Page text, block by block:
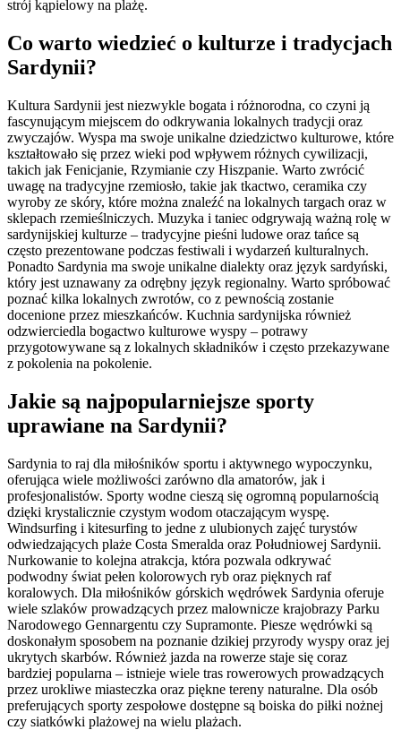
strój kąpielowy na plażę.
Co warto wiedzieć o kulturze i tradycjach
Sardynii?
Kultura Sardynii jest niezwykle bogata i różnorodna, co czyni ją
fascynującym miejscem do odkrywania lokalnych tradycji oraz
zwyczajów. Wyspa ma swoje unikalne dziedzictwo kulturowe, które
kształtowało się przez wieki pod wpływem różnych cywilizacji,
takich jak Fenicjanie, Rzymianie czy Hiszpanie. Warto zwrócić
uwagę na tradycyjne rzemiosło, takie jak tkactwo, ceramika czy
wyroby ze skóry, które można znaleźć na lokalnych targach oraz w
sklepach rzemieślniczych. Muzyka i taniec odgrywają ważną rolę w
sardynijskiej kulturze – tradycyjne pieśni ludowe oraz tańce są
często prezentowane podczas festiwali i wydarzeń kulturalnych.
Ponadto Sardynia ma swoje unikalne dialekty oraz język sardyński,
który jest uznawany za odrębny język regionalny. Warto spróbować
poznać kilka lokalnych zwrotów, co z pewnością zostanie
docenione przez mieszkańców. Kuchnia sardynijska również
odzwierciedla bogactwo kulturowe wyspy – potrawy
przygotowywane są z lokalnych składników i często przekazywane
z pokolenia na pokolenie.
Jakie są najpopularniejsze sporty
uprawiane na Sardynii?
Sardynia to raj dla miłośników sportu i aktywnego wypoczynku,
oferująca wiele możliwości zarówno dla amatorów, jak i
profesjonalistów. Sporty wodne cieszą się ogromną popularnością
dzięki krystalicznie czystym wodom otaczającym wyspę.
Windsurfing i kitesurfing to jedne z ulubionych zajęć turystów
odwiedzających plaże Costa Smeralda oraz Południowej Sardynii.
Nurkowanie to kolejna atrakcja, która pozwala odkrywać
podwodny świat pełen kolorowych ryb oraz pięknych raf
koralowych. Dla miłośników górskich wędrówek Sardynia oferuje
wiele szlaków prowadzących przez malownicze krajobrazy Parku
Narodowego Gennargentu czy Supramonte. Piesze wędrówki są
doskonałym sposobem na poznanie dzikiej przyrody wyspy oraz jej
ukrytych skarbów. Również jazda na rowerze staje się coraz
bardziej popularna – istnieje wiele tras rowerowych prowadzących
przez urokliwe miasteczka oraz piękne tereny naturalne. Dla osób
preferujących sporty zespołowe dostępne są boiska do piłki nożnej
czy siatkówki plażowej na wielu plażach.